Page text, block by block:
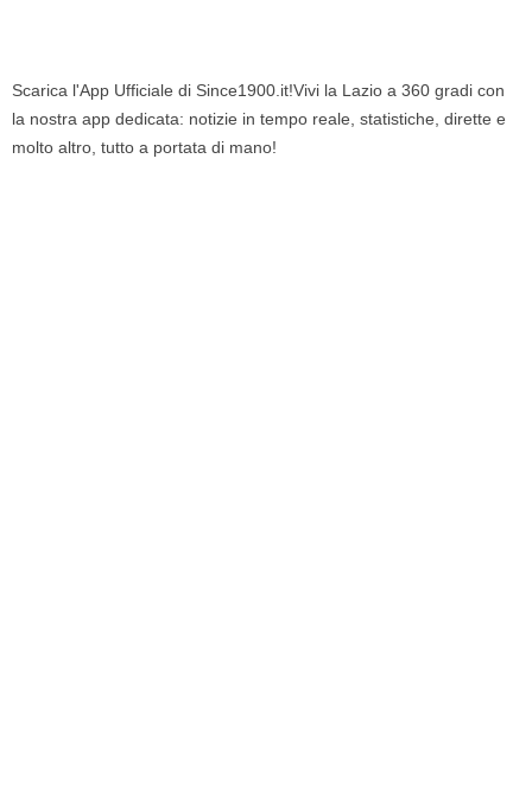
Scarica l'App Ufficiale di Since1900.it!Vivi la Lazio a 360 gradi con
la nostra app dedicata: notizie in tempo reale, statistiche, dirette e
molto altro, tutto a portata di mano!